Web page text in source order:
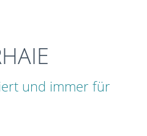
und immer für